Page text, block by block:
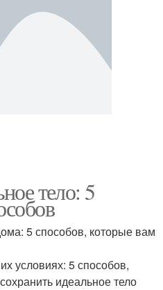
тело: 5
5 способов, которые вам
условиях: 5 способов,
идеальное тело